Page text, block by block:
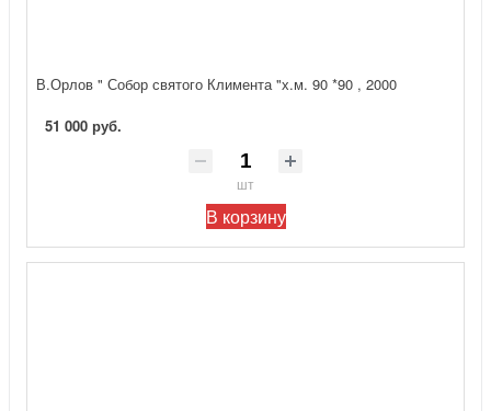
В.Орлов " Собор святого Климента "х.м. 90 *90 , 2000
51 000 руб.
шт
В корзину